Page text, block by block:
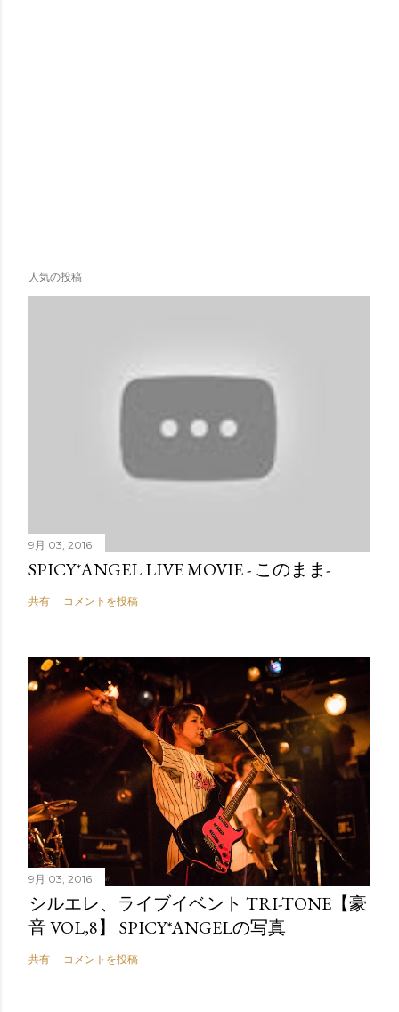
人気の投稿
9月 03, 2016
SPICY*ANGEL LIVE MOVIE - このまま-
共有 コメントを投稿
9月 03, 2016
シルエレ、ライブイベント TRI-TONE【豪
音 VOL,8】 SPICY*ANGELの写真
共有 コメントを投稿